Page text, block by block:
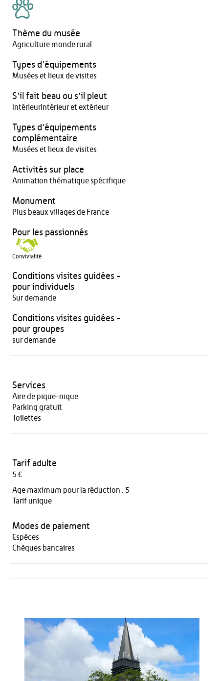
Thème du musée
Agriculture monde rural
Types d'équipements
Musées et lieux de visites
S'il fait beau ou s'il pleut
IntérieurIntérieur et extérieur
Types d'équipements
complémentaire
Musées et lieux de visites
Activités sur place
Animation thématique spécifique
Monument
Plus beaux villages de France
Pour les passionnés
Convivialité
Conditions visites guidées -
pour individuels
Sur demande
Conditions visites guidées -
pour groupes
sur demande
Services
Aire de pique-nique
Parking gratuit
Toilettes
Tarif adulte
5 €
Age maximum pour la réduction : 5
Tarif unique
Modes de paiement
Espèces
Chèques bancaires